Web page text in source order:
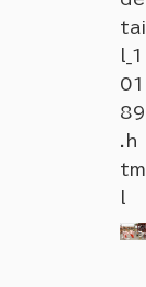
tai
l_1
01
89
.h
tm